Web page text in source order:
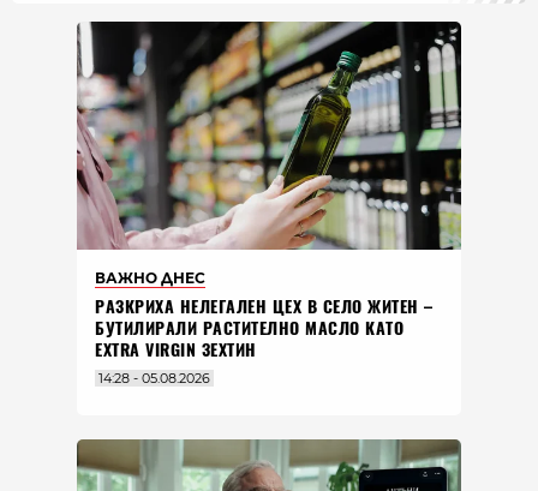
ВАЖНО ДНЕС
РАЗКРИХА НЕЛЕГАЛЕН ЦЕХ В СЕЛО ЖИТЕН –
БУТИЛИРАЛИ РАСТИТЕЛНО МАСЛО КАТО
EXTRA VIRGIN ЗЕХТИН
14:28 - 05.08.2026